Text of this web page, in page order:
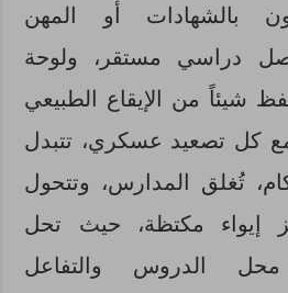
بالشهادات أو المهن
دراسي مستقر، ولوحة
شيئاً من الإيقاع الطبيعي
كل تصعيد عسكري، تتبدل
تُغلق المدارس، وتتحول
إيواء مكتظة، حيث تحل
الدروس والتفاعل